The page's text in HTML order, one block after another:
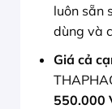
luôn sẵn
dùng và
Giá cả
550.000